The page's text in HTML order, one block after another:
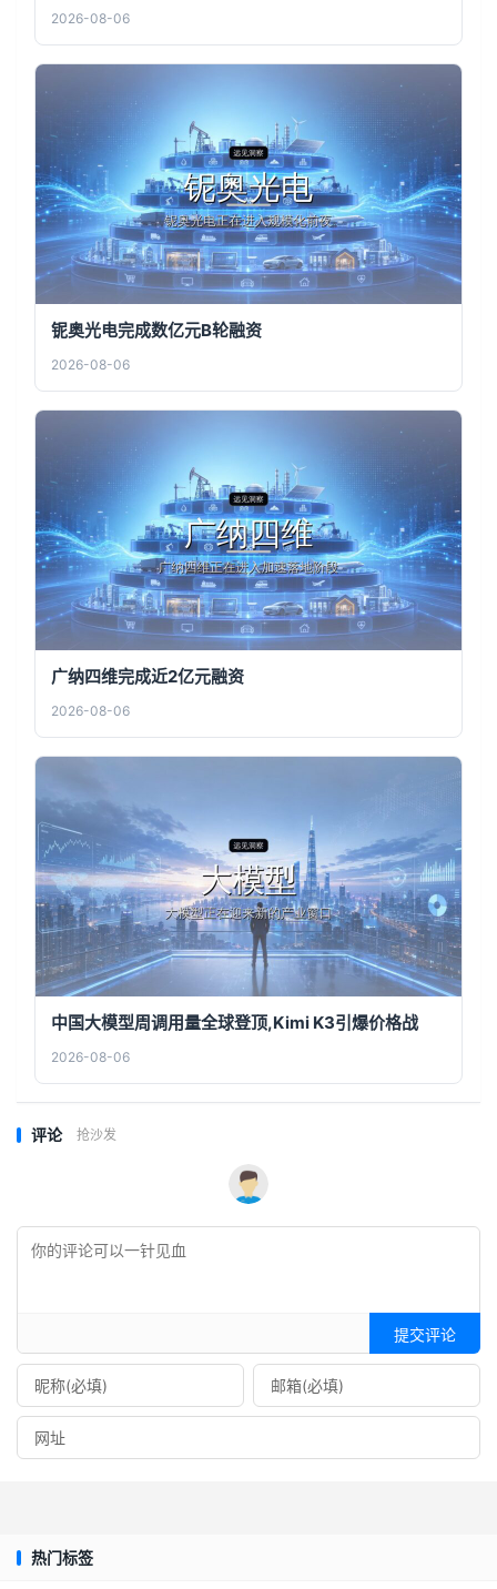
2026-08-06
铌奥光电完成数亿元B轮融资
2026-08-06
广纳四维完成近2亿元融资
2026-08-06
中国大模型周调用量全球登顶,Kimi K3引爆价格战
2026-08-06
评论 抢沙发
提交评论
热门标签